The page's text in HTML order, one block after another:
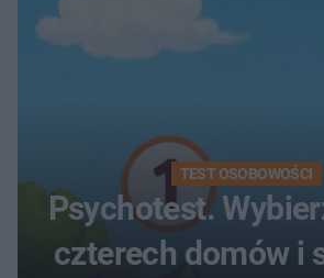
TEST OSOBOWOŚCI
Psychotest.
czterech domów i